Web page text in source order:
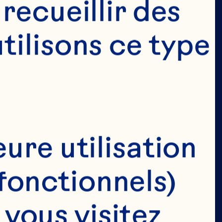
DE
des
ce type
utilisation
visitez